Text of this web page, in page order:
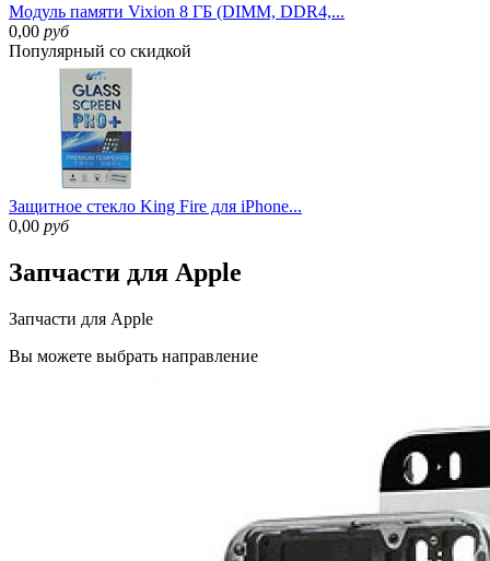
Модуль памяти Vixion 8 ГБ (DIMM, DDR4,...
0,00 руб
Популярный со скидкой
Защитное стекло King Fire для iPhone...
0,00 руб
Запчасти для Apple
Запчасти для Apple
Вы можете выбрать направление